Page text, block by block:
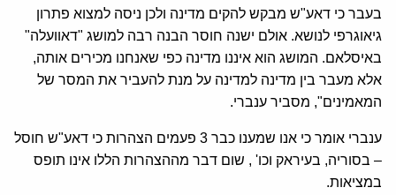
בעבר כי דאע"ש מבקש להקים מדינה ולכן ניסה למצוא פתרון
גיאוגרפי לנושא. אולם ישנה חוסר הבנה רבה למושג "דאוועלה"
באיסלאם. המושג הוא איננו מדינה כפי שאנחנו מכירים אותה,
אלא מעבר בין מדינה למדינה על מנת להעביר את המסר של
המאמינים", מסביר ענברי.
ענברי אומר כי אנו שמענו כבר 3 פעמים הצהרות כי דאע"ש חוסל
– בסוריה, בעיראק וכו' , שום דבר מההצהרות הללו אינו תופס
במציאות.